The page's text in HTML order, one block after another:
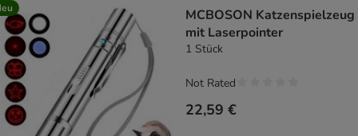
MCBOSON Katzenspielzeug
mit Laserpointer
1 Stück
22,59 €
Not Rated